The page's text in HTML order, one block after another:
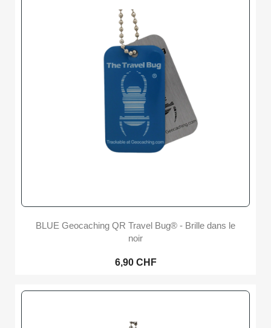
BLUE Geocaching QR Travel Bug® - Brille dans le
noir
6,90 CHF